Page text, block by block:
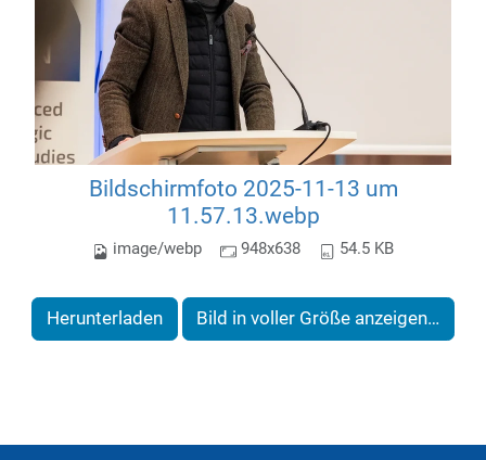
Bildschirmfoto 2025-11-13 um
11.57.13.webp
image/webp 948x638 54.5 KB
Herunterladen Bild in voller Größe anzeigen…